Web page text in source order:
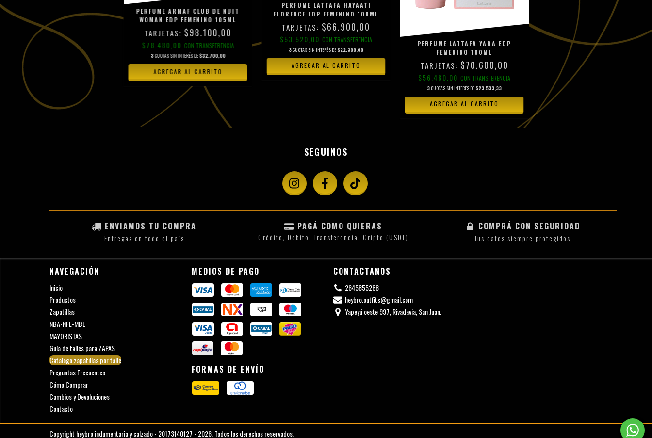
PERFUME ARMAF CLUB DE NUIT
WOMAN EDP FEMENINO 105ML
$98.100,00
$78.480,00 CON TRANSFERENCIA
3 CUOTAS SIN INTERÉS DE$32.700,00
PERFUME LATTAFA HAYAATI
FLORENCE EDP FEMENINO 100ML
$66.900,00
$53.520,00 CON TRANSFERENCIA
3CUOTAS SIN INTERÉS DE $22.300,00
PERFUME LATTAFA YARA EDP
FEMENINO 100ML
$70.600,00
$56.480,00 CON TRANSFERENCIA
3CUOTAS SIN INTERÉS DE $23.533,33
SEGUINOS
ENVIAMOS TU COMPRA
Entregas en todo el país
PAGÁ COMO QUIERAS
Crédito, Debito, Transferencia, Cripto (USDT)
COMPRÁ CON SEGURIDAD
Tus datos siempre protegidos
NAVEGACIÓN
Inicio
Productos
Zapatillas
NBA-NFL-MBL
MAYORISTAS
Guía de talles para ZAPAS
Catalogo zapatillas por talle
Preguntas Frecuentes
Cómo Comprar
Cambios y Devoluciones
Contacto
MEDIOS DE PAGO
FORMAS DE ENVÍO
CONTACTANOS
2645855288
heybro.outfits@gmail.com
Yapeyú oeste 997, Rivadavia, San Juan.
Copyright heybro indumentaria y calzado - 20173140127 - 2026. Todos los derechos reservados.